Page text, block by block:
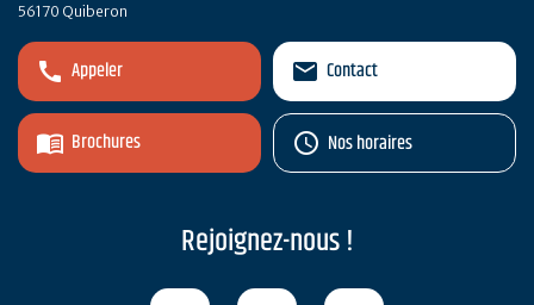
56170 Quiberon
Appeler
Brochures
Contact
Nos horaires
Rejoignez-nous !